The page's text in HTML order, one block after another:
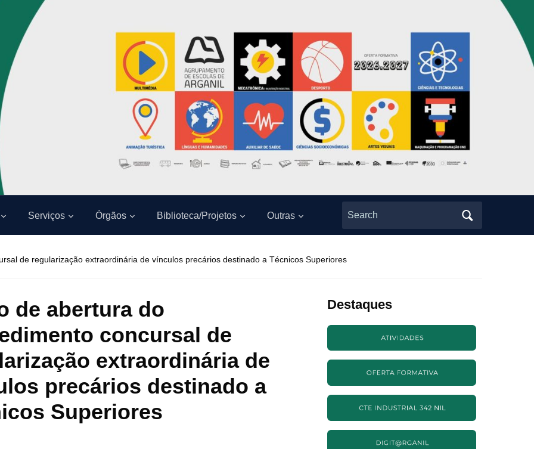
Serviços Órgãos Biblioteca/Projetos Outras
Search
for:
de regularização extraordinária de vínculos precários destinado a Técnicos Superiores
de abertura do
concursal de
extraordinária de
precários destinado a
Superiores
Destaques